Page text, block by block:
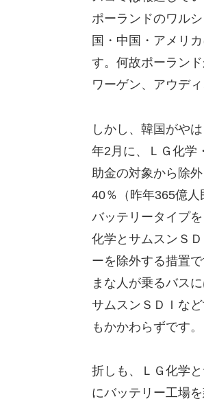
ポーランドのワル
国・中国・アメリ
す。何故ポーラン
ワーゲン、アウデ
しかし、韓国がや
年2月に、ＬＧ化学
助金の対象から除
40％（昨年365億
バッテリータイプ
化学とサムスンＳ
ーを除外する措置
まな人が乗るバス
サムスンＳＤＩな
もかかわらずです
折しも、ＬＧ化学
にバッテリー工場